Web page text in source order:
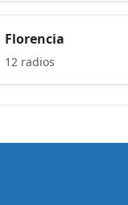
Florencia
12 radios